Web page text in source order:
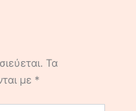
Τα
με *